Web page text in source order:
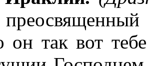
он так вот